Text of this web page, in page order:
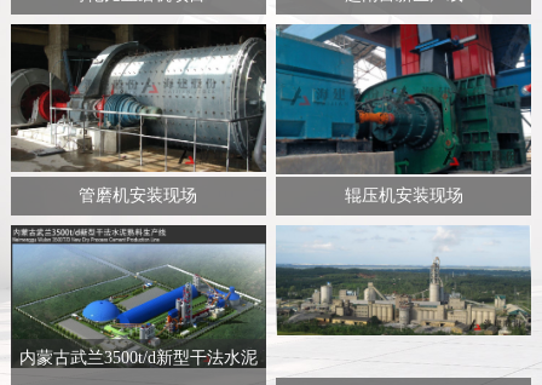
管磨机安装现场 辊压机安装现场
内蒙古武兰3500t/d新型干法水泥